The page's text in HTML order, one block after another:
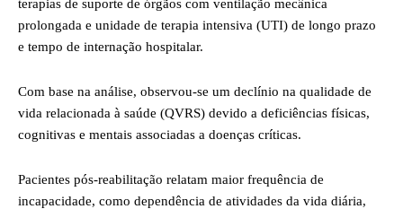
terapias de suporte de órgãos com ventilação mecânica
prolongada e unidade de terapia intensiva (UTI) de longo prazo
e tempo de internação hospitalar.
Com base na análise, observou-se um declínio na qualidade de
vida relacionada à saúde (QVRS) devido a deficiências físicas,
cognitivas e mentais associadas a doenças críticas.
Pacientes pós-reabilitação relatam maior frequência de
incapacidade, como dependência de atividades da vida diária,